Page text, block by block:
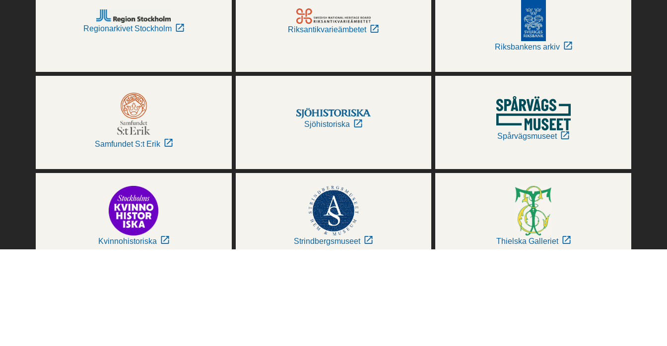
Regionarkivet Stockholm Riksantikvarieämbetet
Riksbankens arkiv
Samfundet S:t Erik
Sjöhistoriska
Spårvägsmuseet
Kvinnohistoriska Strindbergsmuseet Thielska Galleriet